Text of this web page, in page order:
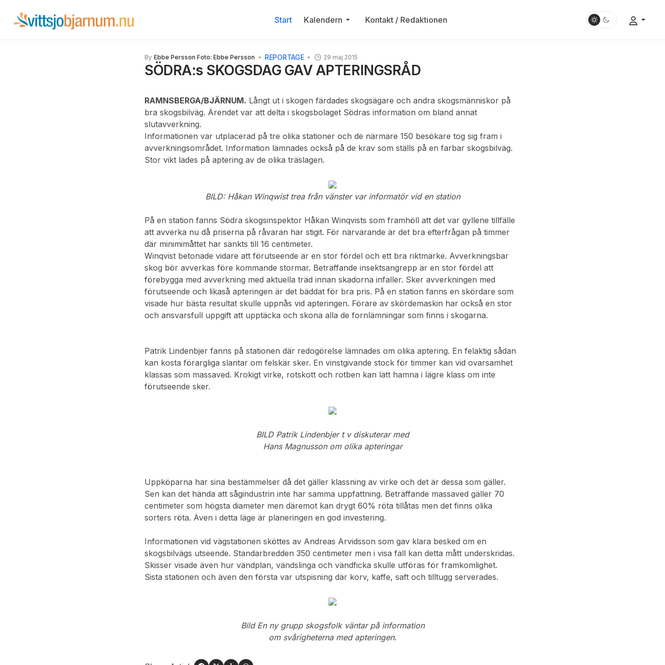
Start Kalendern Kontakt / Redaktionen
By Ebbe Persson Foto: Ebbe Persson REPORTAGE 29 maj 2015
SÖDRA:s SKOGSDAG GAV APTERINGSRÅD
RAMNSBERGA/BJÄRNUM. Långt ut i skogen färdades skogsägare och andra skogsmänniskor på
bra skogsbilväg. Ärendet var att delta i skogsbolaget Södras information om bland annat
slutavverkning.
Informationen var utplacerad på tre olika stationer och de närmare 150 besökare tog sig fram i
avverkningsområdet. Information lämnades också på de krav som ställs på en farbar skogsbilväg.
Stor vikt lades på aptering av de olika träslagen.
BILD: Håkan Winqwist trea från vänster var informatör vid en station
På en station fanns Södra skogsinspektor Håkan Winqvists som framhöll att det var gyllene tillfälle
att avverka nu då priserna på råvaran har stigit. För närvarande är det bra efterfrågan på timmer
där minimimåttet har sänkts till 16 centimeter.
Winqvist betonade vidare att förutseende är en stor fördel och ett bra riktmärke. Avverkningsbar
skog bör avverkas före kommande stormar. Beträffande insektsangrepp är en stor fördel att
förebygga med avverkning med aktuella träd innan skadorna infaller. Sker avverkningen med
förutseende och likaså apteringen är det bäddat för bra pris. På en station fanns en skördare som
visade hur bästa resultat skulle uppnås vid apteringen. Förare av skördemaskin har också en stor
och ansvarsfull uppgift att upptäcka och skona alla de fornlämningar som finns i skogarna.
Patrik Lindenbjer fanns på stationen där redogörelse lämnades om olika aptering. En felaktig sådan
kan kosta förargliga slantar om felskär sker. En vinstgivande stock för timmer kan vid ovarsamhet
klassas som massaved. Krokigt virke, rotskott och rotben kan lätt hamna i lägre klass om inte
förutseende sker.
BILD Patrik Lindenbjer t v diskuterar med
Hans Magnusson om olika apteringar
Uppköparna har sina bestämmelser då det gäller klassning av virke och det är dessa som gäller.
Sen kan det hända att sågindustrin inte har samma uppfattning. Beträffande massaved gäller 70
centimeter som högsta diameter men däremot kan drygt 60% röta tillåtas men det finns olika
sorters röta. Även i detta läge är planeringen en god investering.
Informationen vid vägstationen sköttes av Andreas Arvidsson som gav klara besked om en
skogsbilvägs utseende. Standarbredden 350 centimeter men i visa fall kan detta mått underskridas.
Skisser visade även hur vändplan, vändslinga och vändficka skulle utföras för framkomlighet.
Sista stationen och även den första var utspisning där korv, kaffe, saft och tilltugg serverades.
Bild En ny grupp skogsfolk väntar på information
om svårigheterna med apteringen.